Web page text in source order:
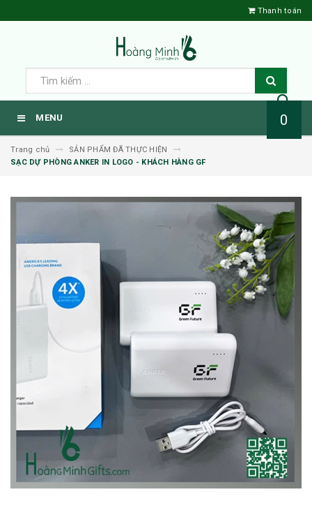
Thanh toán
MENU 0
Trang chủ
SẢN PHẨM ĐÃ THỰC HIỆN
SẠC DỰ PHÒNG ANKER IN LOGO - KHÁCH HÀNG GF